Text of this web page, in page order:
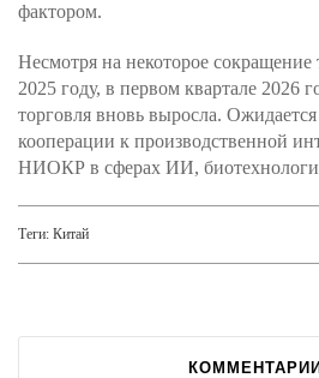
фактором.
Несмотря на некоторое сокращение
2025 году, в первом квартале 2026
торговля вновь выросла.
кооперации к производственной
НИОКР в сферах ИИ,
Теги: Китай